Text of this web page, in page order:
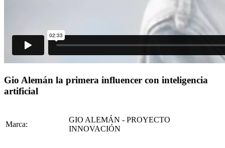
Gio Alemán la primera influencer con inteligencia
artificial
Marca:
GIO ALEMÁN - PROYECTO
INNOVACIÓN